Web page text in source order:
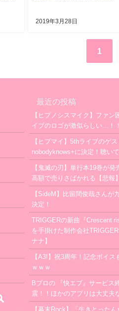
2019年3月28日
1
最近の投稿
【ヒプノシスマイク】ファ
イブのロゴが激似らしい…！！
【ヒプマイ】5thライブのゲ
nobodyknows+に決定！聴い
【鬼滅の刃】単行本19巻が
高額で売りさばかれる【悲報】
【SideM】比留間俊哉さんが
決定！
TRIGGERの新曲『Crescent
を手掛けた制作会社
ナナ】
【A3!】祝3周年！記念ボイ
ｗｗｗ
Bプロの 『快エブ』サービス
震！！ほかのアプリは大丈夫
【幕末Rock】「生きとった